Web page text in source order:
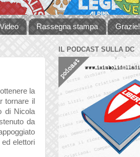
Rassegna stampa Grazie!
la
tornare il
di Nicola
da
elettori
IL PODCAST SULLA DC